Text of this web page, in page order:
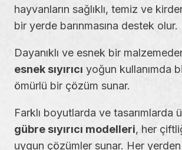
hayvanların sağlıklı, temiz ve kirden
bir yerde barınmasına destek olur.
Dayanıklı ve esnek bir
esnek sıyırıcı yoğun kullanımda
ömürlü bir çözüm sunar.
Farklı boyutlarda ve tasarımlarda
gübre sıyırıcı modelleri, her
uygun çözümler sunar. Her